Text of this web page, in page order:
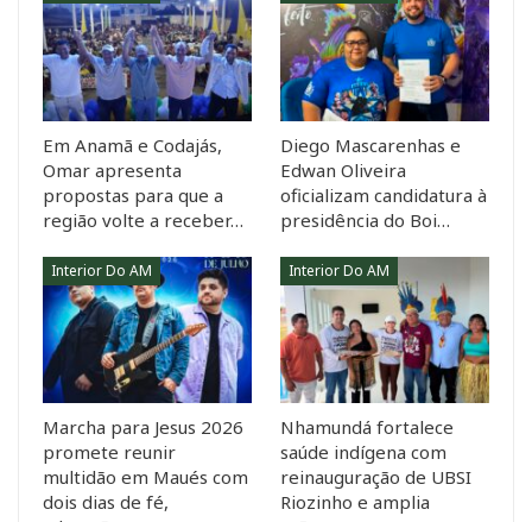
Em Anamã e Codajás,
Omar apresenta
propostas para que a
região volte a receber…
Diego Mascarenhas e
Edwan Oliveira
oficializam candidatura à
presidência do Boi…
Interior Do AM
Marcha para Jesus 2026
promete reunir
multidão em Maués com
dois dias de fé,
Interior Do AM
Nhamundá fortalece
saúde indígena com
reinauguração de UBSI
Riozinho e amplia